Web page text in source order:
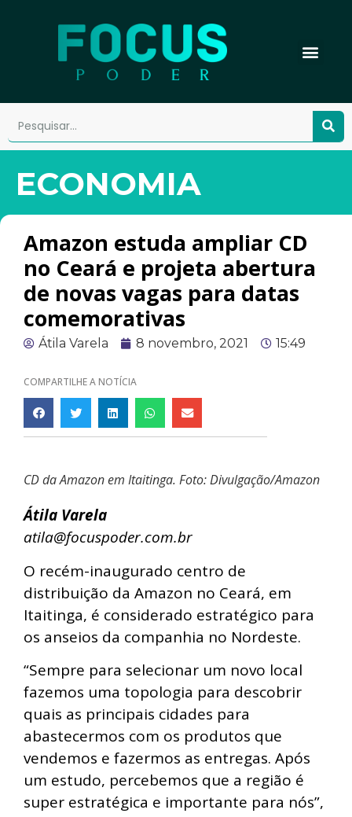
ECONOMIA
Amazon estuda ampliar CD
no Ceará e projeta abertura
de novas vagas para datas
comemorativas
Átila Varela 8 novembro, 2021 15:49
COMPARTILHE A NOTÍCIA
CD da Amazon em Itaitinga. Foto: Divulgação/Amazon
Átila Varela
atila@focuspoder.com.br
O recém-inaugurado centro de
distribuição da Amazon no Ceará, em
Itaitinga, é considerado estratégico para
os anseios da companhia no Nordeste.
“Sempre para selecionar um novo local
fazemos uma topologia para descobrir
quais as principais cidades para
abastecermos com os produtos que
vendemos e fazermos as entregas. Após
um estudo, percebemos que a região é
super estratégica e importante para nós”,